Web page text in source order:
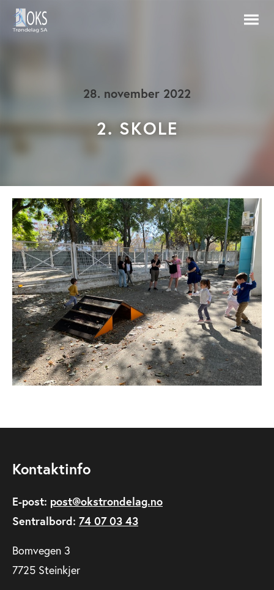
28. november 2022
2. SKOLE
Kontaktinfo
E-post: post@okstrondelag.no
Sentralbord: 74 07 03 43
Bomvegen 3
7725 Steinkjer